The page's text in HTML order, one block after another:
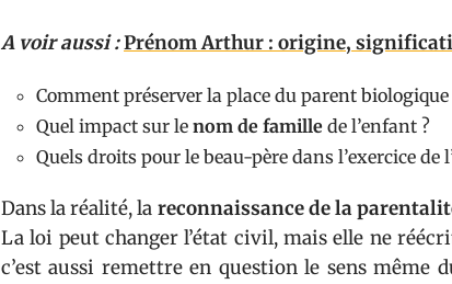
A voir aussi :Prénom Arthur : origine,
Comment préserver la place du parent biologique
Quel impact sur le nom de famille de l’enfant ?
Quels droits pour le beau-père dans l’exercice de
Dans la réalité, la reconnaissance de la
La loi peut changer l’état civil, mais elle ne
c’est aussi remettre en question le sens